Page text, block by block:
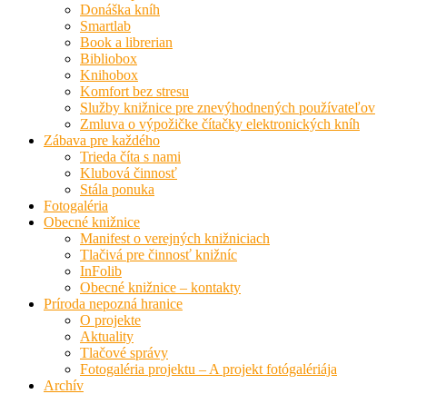
Donáška kníh
Smartlab
Book a librerian
Bibliobox
Knihobox
Komfort bez stresu
Služby knižnice pre znevýhodnených používateľov
Zmluva o výpožičke čítačky elektronických kníh
Zábava pre každého
Trieda číta s nami
Klubová činnosť
Stála ponuka
Fotogaléria
Obecné knižnice
Manifest o verejných knižniciach
Tlačivá pre činnosť knižníc
InFolib
Obecné knižnice – kontakty
Príroda nepozná hranice
O projekte
Aktuality
Tlačové správy
Fotogaléria projektu – A projekt fotógalériája
Archív